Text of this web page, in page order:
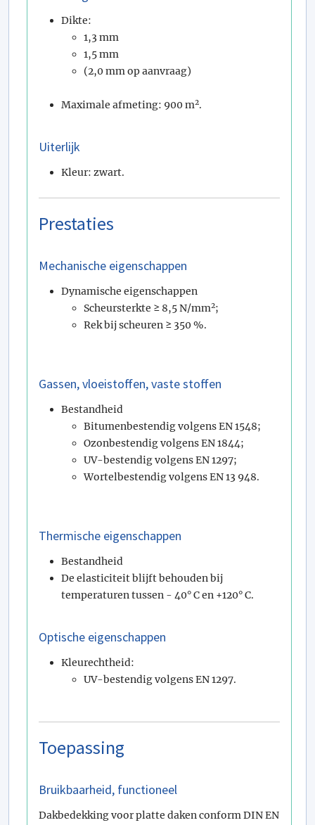
Dikte:
1,3 mm
1,5 mm
(2,0 mm op aanvraag)
Maximale afmeting: 900 m2.
Uiterlijk
Kleur: zwart.
Prestaties
Mechanische eigenschappen
Dynamische eigenschappen
Scheursterkte ≥ 8,5 N/mm2;
Rek bij scheuren ≥ 350 %.
Gassen, vloeistoffen, vaste stoffen
Bestandheid
Bitumenbestendig volgens EN 1548;
Ozonbestendig volgens EN 1844;
UV-bestendig volgens EN 1297;
Wortelbestendig volgens EN 13 948.
Thermische eigenschappen
Bestandheid
De elasticiteit blijft behouden bij
temperaturen tussen - 40° C en +120° C.
Optische eigenschappen
Kleurechtheid:
UV-bestendig volgens EN 1297.
Toepassing
Bruikbaarheid, functioneel
Dakbedekking voor platte daken conform DIN EN